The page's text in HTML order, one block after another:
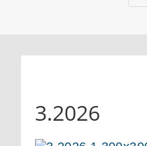
3.2026